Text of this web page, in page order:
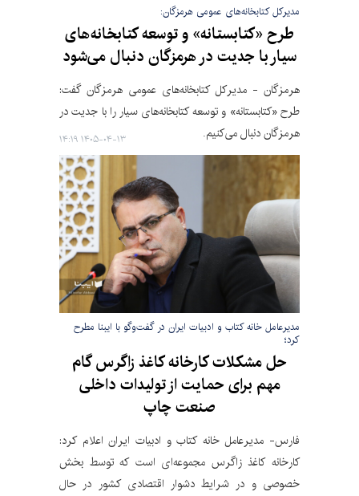
مدیرکل کتابخانه‌های عمومی هرمزگان:
طرح «کتابستانه» و توسعه کتابخانه‌های
سیار با جدیت در هرمزگان دنبال می‌شود
هرمزگان - مدیرکل کتابخانه‌های عمومی هرمزگان گفت:
طرح «کتابستانه» و توسعه کتابخانه‌های سیار را با جدیت در
هرمزگان دنبال می‌کنیم.
۱۴۰۵-۰۴-۱۳ ۱۴:۱۹
مدیرعامل خانه کتاب و ادبیات ایران در گفت‌وگو با ایبنا مطرح
کرد؛
حل مشکلات کارخانه کاغذ زاگرس گام
مهم برای حمایت از تولیدات داخلی
صنعت چاپ
فارس- مدیرعامل خانه کتاب و ادبیات ایران اعلام کرد:
کارخانه کاغذ زاگرس مجموعه‌ای است که توسط بخش
خصوصی و در شرایط دشوار اقتصادی کشور در حال